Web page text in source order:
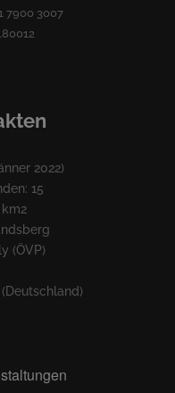
7900 3007
2022)
15
km2
(ÖVP)
(Deutschland)